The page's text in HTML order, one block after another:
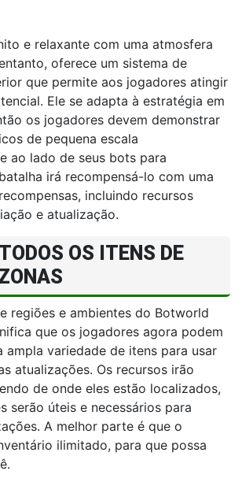
e relaxante com uma atmosfera
oferece um sistema de
que permite aos jogadores atingir
Ele se adapta à estratégia em
os jogadores devem demonstrar
de pequena escala
ao lado de seus bots para
irá recompensá-lo com uma
incluindo recursos
e atualização.
OS ITENS DE
regiões e ambientes do Botworld
que os jogadores agora podem
ampla variedade de itens para usar
atualizações. Os recursos irão
de onde eles estão localizados,
serão úteis e necessários para
A melhor parte é que o
ilimitado, para que possa